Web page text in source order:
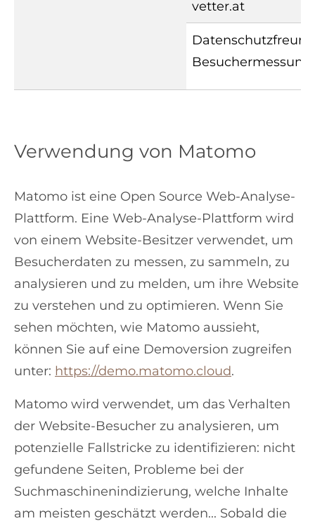
vetter.at
Verwendung von Matomo
Matomo ist eine Open Source Web-Analyse-
Plattform. Eine Web-Analyse-Plattform wird
von einem Website-Besitzer verwendet, um
Besucherdaten zu messen, zu sammeln, zu
analysieren und zu melden, um ihre Website
zu verstehen und zu optimieren. Wenn Sie
sehen möchten, wie Matomo aussieht,
können Sie auf eine Demoversion zugreifen
unter: https://demo.matomo.cloud.
Matomo wird verwendet, um das Verhalten
der Website-Besucher zu analysieren, um
potenzielle Fallstricke zu identifizieren: nicht
gefundene Seiten, Probleme bei der
Suchmaschinenindizierung, welche Inhalte
am meisten geschätzt werden... Sobald die